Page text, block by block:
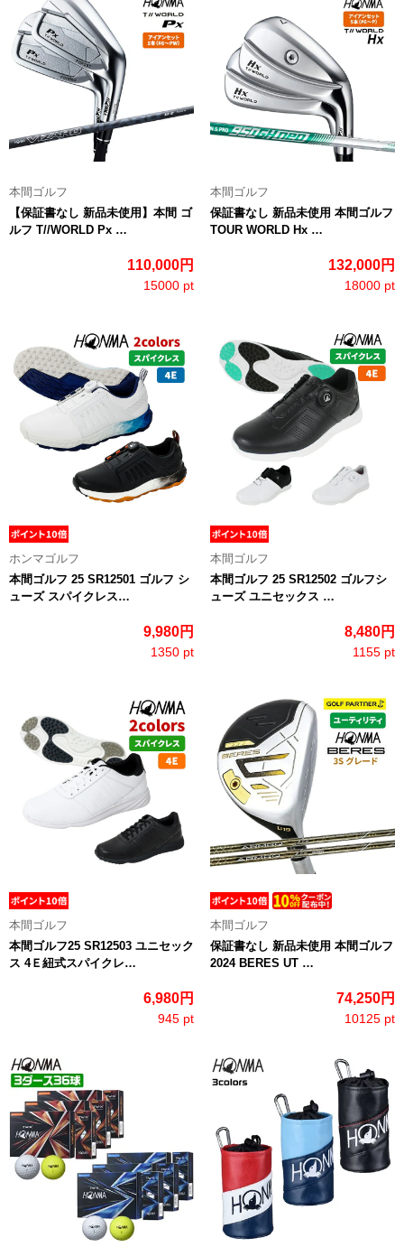
本間ゴルフ
【保証書なし 新品未使用】本間 ゴ
ルフ T//WORLD Px …
110,000円
15000 pt
本間ゴルフ
保証書なし 新品未使用 本間ゴルフ
TOUR WORLD Hx …
132,000円
18000 pt
ホンマゴルフ
本間ゴルフ 25 SR12501 ゴルフ シ
ューズ スパイクレス…
9,980円
1350 pt
本間ゴルフ
本間ゴルフ 25 SR12502 ゴルフシ
ューズ ユニセックス …
8,480円
1155 pt
本間ゴルフ
本間ゴルフ25 SR12503 ユニセック
ス 4Ｅ紐式スパイクレ…
6,980円
945 pt
本間ゴルフ
保証書なし 新品未使用 本間ゴルフ
2024 BERES UT …
74,250円
10125 pt